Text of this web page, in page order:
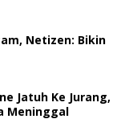
Netizen: Bikin
Meninggal